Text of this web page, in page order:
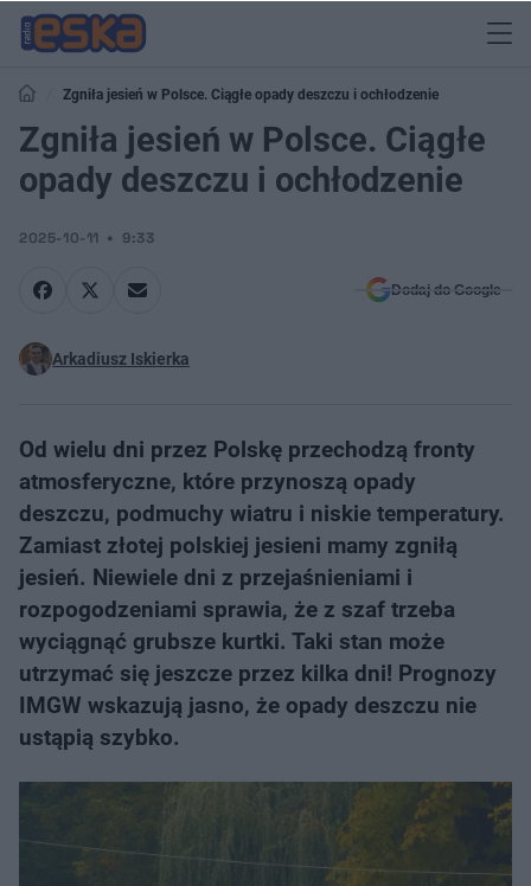
Zgniła jesień w Polsce. Ciągłe opady deszczu i ochłodzenie
Zgniła jesień w Polsce. Ciągłe
opady deszczu i ochłodzenie
2025-10-11 9:33
Dodaj do Google
Arkadiusz Iskierka
Od wielu dni przez Polskę przechodzą fronty
atmosferyczne, które przynoszą opady
deszczu, podmuchy wiatru i niskie temperatury.
Zamiast złotej polskiej jesieni mamy zgniłą
jesień. Niewiele dni z przejaśnieniami i
rozpogodzeniami sprawia, że z szaf trzeba
wyciągnąć grubsze kurtki. Taki stan może
utrzymać się jeszcze przez kilka dni! Prognozy
IMGW wskazują jasno, że opady deszczu nie
ustąpią szybko.